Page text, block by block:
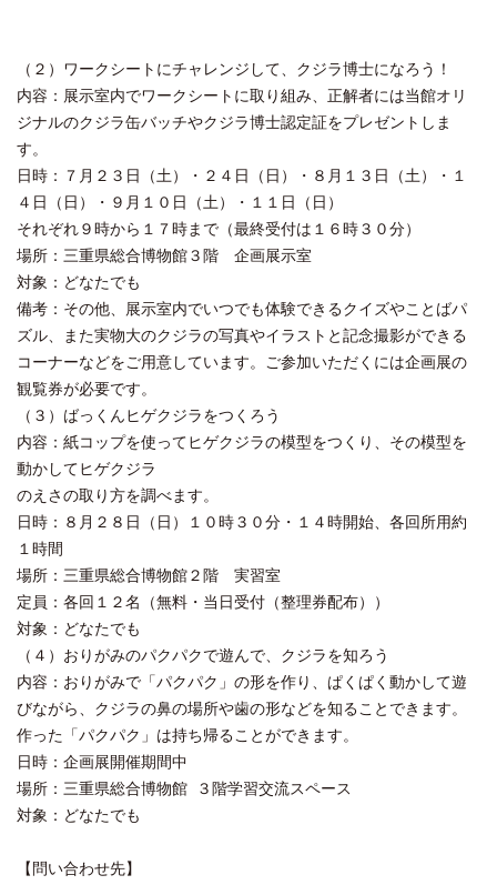
（２）ワークシートにチャレンジして、クジラ博士になろう！
内容：展示室内でワークシートに取り組み、正解者には当館オリ
ジナルのクジラ缶バッチやクジラ博士認定証をプレゼントしま
す。
日時：７月２３日（土）・２４日（日）・８月１３日（土）・１
４日（日）・９月１０日（土）・１１日（日）
それぞれ９時から１７時まで（最終受付は１６時３０分）
場所：三重県総合博物館３階 企画展示室
対象：どなたでも
備考：その他、展示室内でいつでも体験できるクイズやことばパ
ズル、また実物大のクジラの写真やイラストと記念撮影ができる
コーナーなどをご用意しています。ご参加いただくには企画展の
観覧券が必要です。
（３）ばっくんヒゲクジラをつくろう
内容：紙コップを使ってヒゲクジラの模型をつくり、その模型を
動かしてヒゲクジラ
のえさの取り方を調べます。
日時：８月２８日（日）１０時３０分・１４時開始、各回所用約
１時間
場所：三重県総合博物館２階 実習室
定員：各回１２名（無料・当日受付（整理券配布））
対象：どなたでも
（４）おりがみのパクパクで遊んで、クジラを知ろう
内容：おりがみで「パクパク」の形を作り、ぱくぱく動かして遊
びながら、クジラの鼻の場所や歯の形などを知ることできます。
作った「パクパク」は持ち帰ることができます。
日時：企画展開催期間中
場所：三重県総合博物館 ３階学習交流スペース
対象：どなたでも
【問い合わせ先】